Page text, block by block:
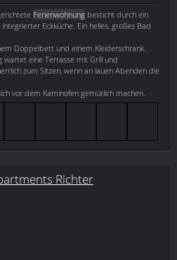
Ferienwohnung besticht durch ein
Eckküche. Ein helles, großes Bad
Doppelbett und einem Kleiderschrank.
eine Terrasse mit Grill und
zum Sitzen, wenn an lauen Abenden die
vor dem Kaminofen gemütlich machen.
Richter